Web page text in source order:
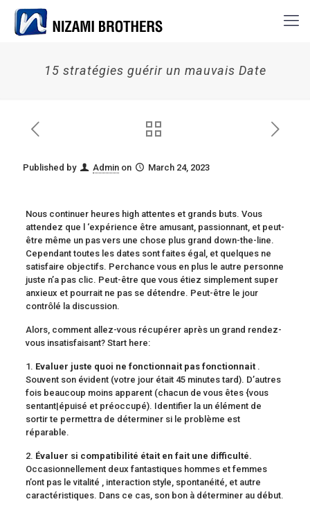
15 stratégies guérir un mauvais Date
Published by Admin on March 24, 2023
Nous continuer heures high attentes et grands buts. Vous
attendez que l ‘expérience être amusant, passionnant, et peut-
être même un pas vers une chose plus grand down-the-line.
Cependant toutes les dates sont faites égal, et quelques ne
satisfaire objectifs. Perchance vous en plus le autre personne
juste n’a pas clic. Peut-être que vous étiez simplement super
anxieux et pourrait ne pas se détendre. Peut-être le jour
contrôlé la discussion.
Alors, comment allez-vous récupérer après un grand rendez-
vous insatisfaisant? Start here:
1. Evaluer juste quoi ne fonctionnait pas fonctionnait .
Souvent son évident (votre jour était 45 minutes tard). D’autres
fois beaucoup moins apparent (chacun de vous êtes {vous
sentant|épuisé et préoccupé). Identifier la un élément de
sortir te permettra de déterminer si le problème est
réparable.
2. Évaluer si compatibilité était en fait une difficulté.
Occasionnellement deux fantastiques hommes et femmes
n’ont pas le vitalité , interaction style, spontanéité, et autre
caractéristiques. Dans ce cas, son bon à déterminer au début.